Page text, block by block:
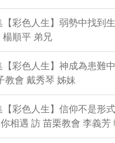
【彩色人生】弱勢中找到
楊順平 弟兄
【彩色人生】神成為患難
教會 戴秀琴 姊妹
【彩色人生】信仰不是形
相遇 訪 苗栗教會 李義芳